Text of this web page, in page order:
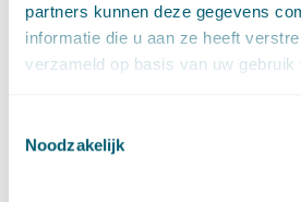
partners kunnen deze gegevens
informatie die u aan ze heeft
verzameld op basis van uw gebruik
Noodzakelijk
Berend-Bram Heinen
Senior advocaat
LinkedInprofiel van Berend-Bram Heinen